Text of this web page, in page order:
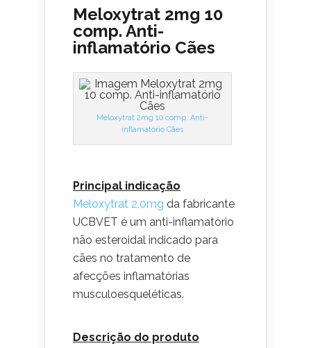
Meloxytrat 2mg 10
comp. Anti-
inflamatório Cães
Meloxytrat 2mg 10 comp. Anti-
inflamatório Cães
Principal indicação
Meloxytrat 2,0mg da fabricante
UCBVET é um anti-inflamatório
não esteroidal indicado para
cães no tratamento de
afecções inflamatórias
musculoesqueléticas.
Descrição do produto